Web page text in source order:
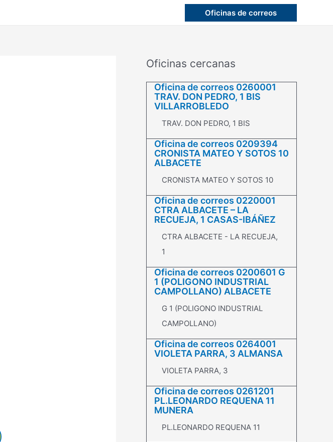
Oficinas de correos
Oficinas cercanas
Oficina de correos 0260001
TRAV. DON PEDRO, 1 BIS
VILLARROBLEDO
TRAV. DON PEDRO, 1 BIS
Oficina de correos 0209394
CRONISTA MATEO Y SOTOS 10
ALBACETE
CRONISTA MATEO Y SOTOS 10
Oficina de correos 0220001
CTRA ALBACETE – LA
RECUEJA, 1 CASAS-IBÁÑEZ
CTRA ALBACETE - LA RECUEJA,
1
Oficina de correos 0200601 G
1 (POLIGONO INDUSTRIAL
CAMPOLLANO) ALBACETE
G 1 (POLIGONO INDUSTRIAL
CAMPOLLANO)
Oficina de correos 0264001
VIOLETA PARRA, 3 ALMANSA
VIOLETA PARRA, 3
Oficina de correos 0261201
PL.LEONARDO REQUENA 11
MUNERA
PL.LEONARDO REQUENA 11